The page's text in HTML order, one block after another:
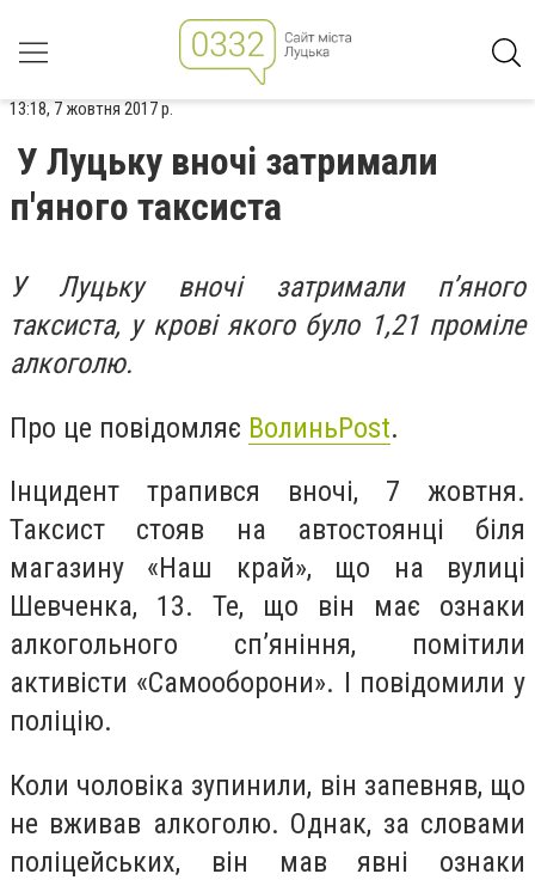
13:18, 7 жовтня 2017 р.
У Луцьку вночі затримали
п'яного таксиста
У Луцьку вночі затримали п’яного
таксиста, у крові якого було 1,21 проміле
алкоголю.
Про це повідомляє ВолиньPost.
Інцидент трапився вночі, 7 жовтня.
Таксист стояв на автостоянці біля
магазину «Наш край», що на вулиці
Шевченка, 13. Те, що він має ознаки
алкогольного сп’яніння, помітили
активісти «Самооборони». І повідомили у
поліцію.
Коли чоловіка зупинили, він запевняв, що
не вживав алкоголю. Однак, за словами
поліцейських, він мав явні ознаки